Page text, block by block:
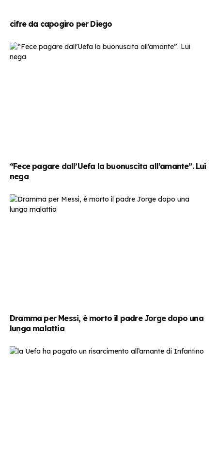
cifre da capogiro per Diego
“Fece pagare dall’Uefa la buonuscita all’amante”. Lui
nega
Dramma per Messi, è morto il padre Jorge dopo una
lunga malattia